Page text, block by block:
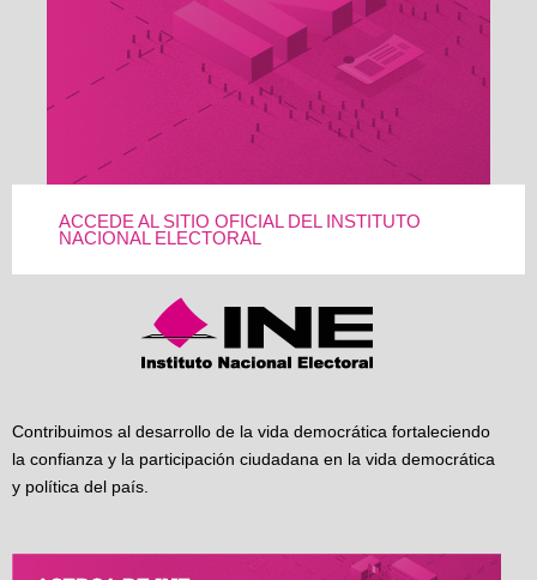
ACCEDE AL SITIO OFICIAL DEL INSTITUTO
NACIONAL ELECTORAL
Contribuimos al desarrollo de la vida democrática fortaleciendo
la confianza y la participación ciudadana en la vida democrática
y política del país.